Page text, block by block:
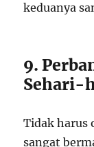
keduanya
9.
Sehari-
Tidak harus
sangat